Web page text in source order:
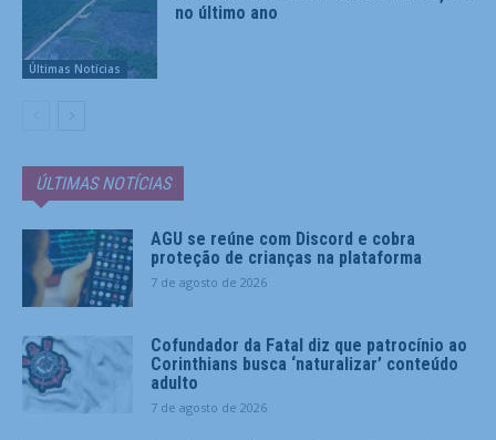
Últimas Notícias
no último ano
ÚLTIMAS NOTÍCIAS
AGU se reúne com Discord e cobra
proteção de crianças na plataforma
7 de agosto de 2026
Cofundador da Fatal diz que patrocínio ao
Corinthians busca ‘naturalizar’ conteúdo
adulto
7 de agosto de 2026